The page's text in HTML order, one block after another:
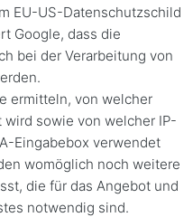
EU-US-Datenschutzschild
Google, dass die
bei der Verarbeitung von
ermitteln, von welcher
sowie von welcher IP-
Eingabebox verwendet
womöglich noch weitere
die für das Angebot und
notwendig sind.